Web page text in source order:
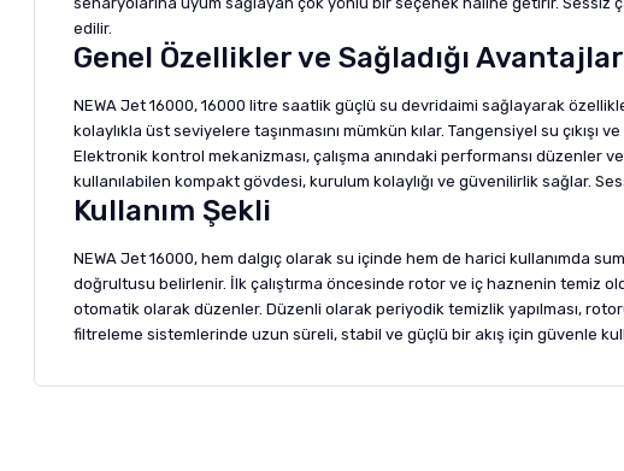
edilir.
Genel Özellikler ve Sağladığı Avantajlar
NEWA Jet 16000, 16000 litre saatlik güçlü su devridaimi sağlayarak
kolaylıkla üst seviyelere taşınmasını mümkün kılar. Tangensiyel su
Elektronik kontrol mekanizması, çalışma anındaki performansı düzenler
kullanılabilen kompakt gövdesi, kurulum kolaylığı ve güvenilirlik sağlar.
Kullanım Şekli
NEWA Jet 16000, hem dalgıç olarak su içinde hem de harici kullanımda
doğrultusu belirlenir. İlk çalıştırma öncesinde rotor ve iç haznenin temiz
otomatik olarak düzenler. Düzenli olarak periyodik temizlik yapılması,
filtreleme sistemlerinde uzun süreli, stabil ve güçlü bir akış için güvenle